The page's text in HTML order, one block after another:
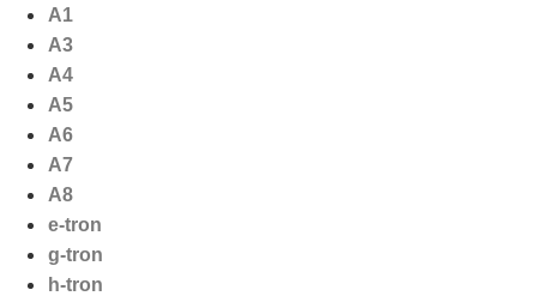
naar
inhoud
A1
A3
A4
A5
A6
A7
A8
e-tron
g-tron
h-tron